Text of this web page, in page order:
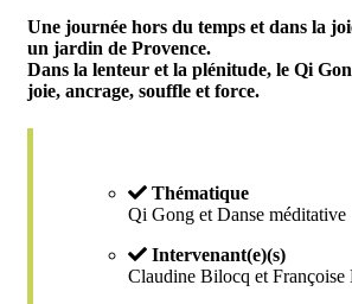
Une journée hors du temps et dans la
un jardin de Provence.
Dans la lenteur et la plénitude, le Qi
joie, ancrage, souffle et force.
Thématique
Qi Gong et Danse méditative
Intervenant(e)(s)
Claudine Bilocq et Françoise